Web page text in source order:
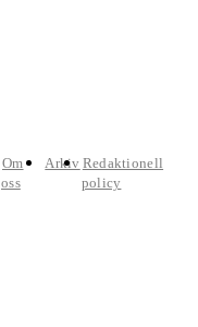
Om
oss
Arkiv Redaktionell
policy